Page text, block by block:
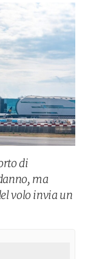
di
ma
volo invia un